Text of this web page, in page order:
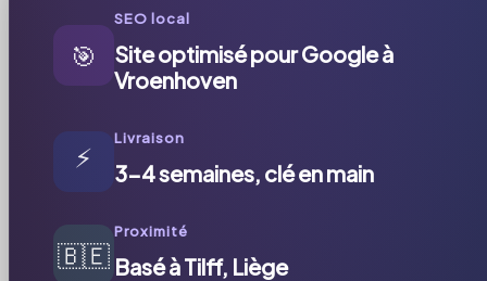
🎯
SEO local
Site optimisé pour Google à
Vroenhoven
⚡
Livraison
3-4 semaines, clé en main
🇧🇪
Proximité
Basé à Tilff, Liège